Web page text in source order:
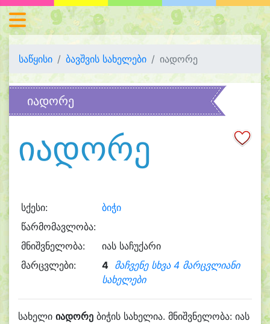
საწყისი ბავშვის სახელები იადორე
იადორე
იადორე
სქესი:
ბიჭი
წარმომავლობა:
მნიშვნელობა:
იას საჩუქარი
მარცვლები:
4 მაჩვენე სხვა 4 მარცვლიანი
სახელები
სახელი იადორე ბიჭის სახელია. მნიშვნელობა: იას